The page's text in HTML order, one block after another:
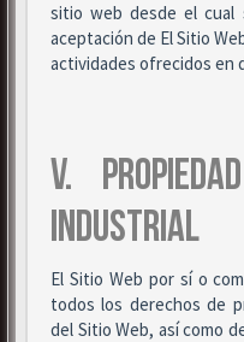
sitio web desde el cual
aceptación de El Sitio
actividades ofrecidos en
V.
INDUSTRIAL
El Sitio Web por sí o
todos los derechos de
del Sitio Web, así como